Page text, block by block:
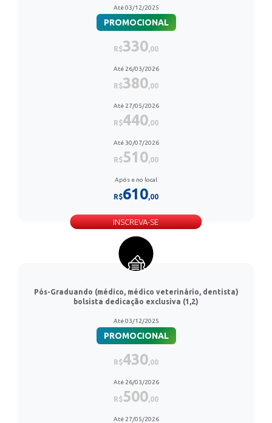
Até 03/12/2025
PROMOCIONAL
R$330,00
Até 26/03/2026
R$380,00
Até 27/05/2026
R$440,00
Até 30/07/2026
R$510,00
Após e no local
R$610,00
INSCREVA-SE
Pós-Graduando (médico, médico veterinário, dentista)
bolsista dedicação exclusiva (1,2)
Até 03/12/2025
PROMOCIONAL
R$430,00
Até 26/03/2026
R$500,00
Até 27/05/2026